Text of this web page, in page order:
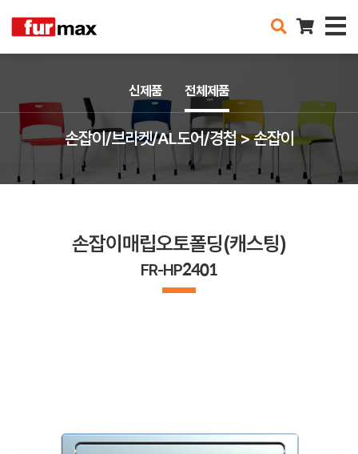
손잡이/브라켓/AL도어/경첩 > 손잡이
신제품 전체제품
손잡이매립오토폴딩(캐스팅)
FR-HP2401